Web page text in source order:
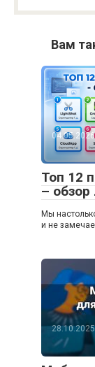
Вам
04.05.2026
Топ 12
–
Мы
и не
28.10.2025